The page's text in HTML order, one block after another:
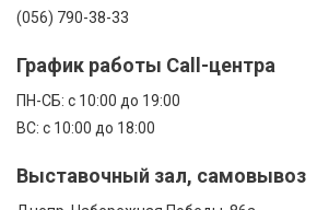
(056) 790-38-33
График работы Call-центра
ПН-CБ: с 10:00 до 19:00
ВС: с 10:00 до 18:00
Выставочный зал, самовывоз